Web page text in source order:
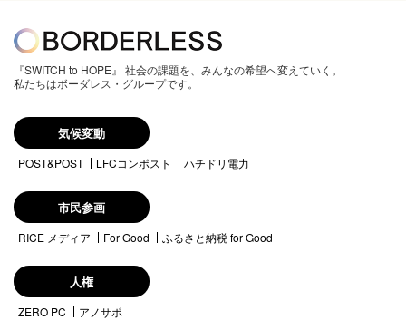
『SWITCH to HOPE』 社会の課題を、みんなの希望へ変えていく。
私たちはボーダレス・グループです。
気候変動
POST&POST LFCコンポスト ハチドリ電力
市民参画
RICE メディア For Good ふるさと納税 for Good
人権
ZERO PC アノサポ